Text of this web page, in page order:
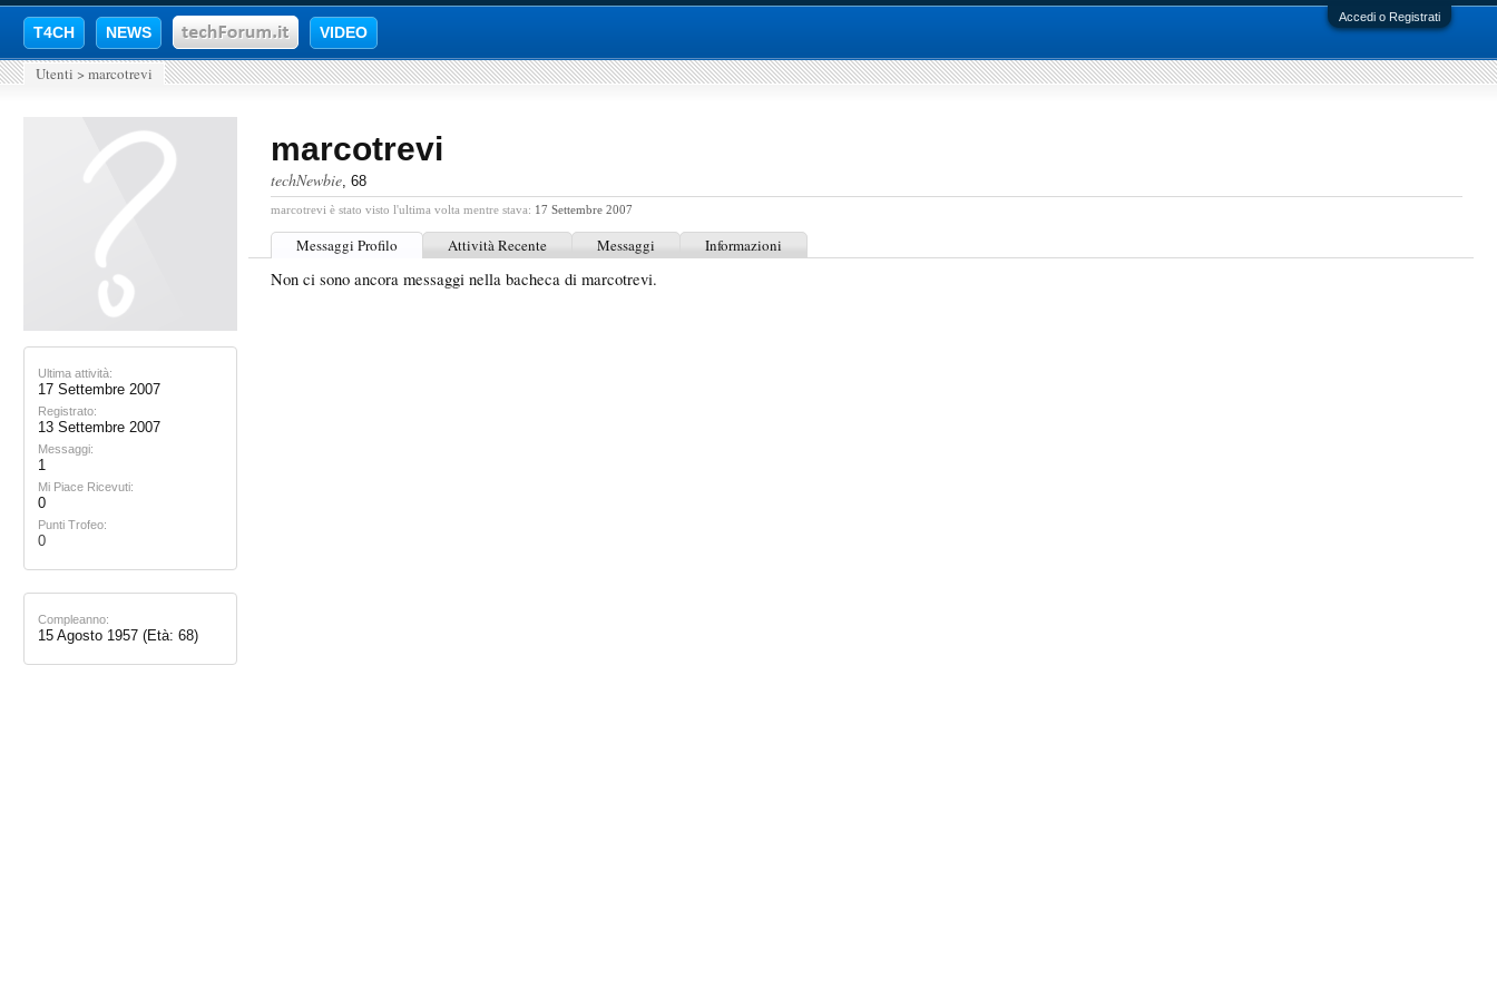
Accedi o Registrati
T4CH NEWS VIDEO
Utenti > marcotrevi
Ultima attività:
17 Settembre 2007
Registrato:
13 Settembre 2007
Messaggi:
1
Mi Piace Ricevuti:
0
Punti Trofeo:
0
Compleanno:
15 Agosto 1957 (Età: 68)
marcotrevi
techNewbie, 68
marcotrevi è stato visto l'ultima volta mentre stava: 17 Settembre 2007
Messaggi Profilo Attività Recente Messaggi Informazioni
Non ci sono ancora messaggi nella bacheca di marcotrevi.